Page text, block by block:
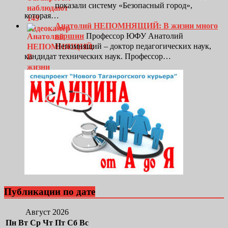
показали систему «Безопасный город»,
которая…
Анатолий НЕПОМНЯЩИЙ: В жизни много
вершин Профессор ЮФУ Анатолий
Непомнящий – доктор педагогических наук,
кандидат технических наук. Профессор…
Публикации по дате
Август 2026
Пн Вт Ср Чт Пт Сб Вс